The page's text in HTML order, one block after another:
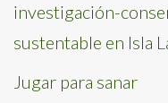
investigación-
sustentable en Isla
Jugar para sanar